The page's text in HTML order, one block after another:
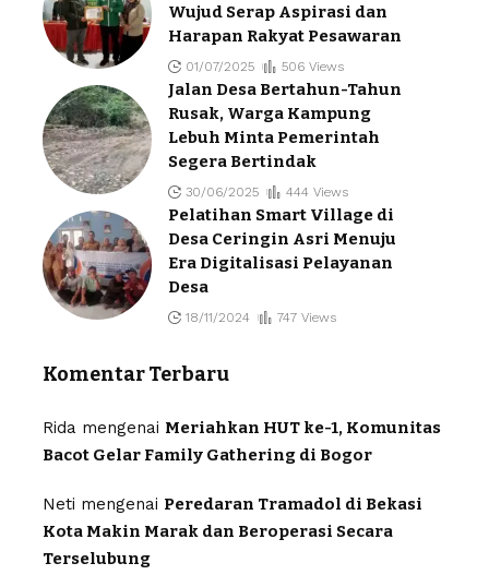
Wujud Serap Aspirasi dan
Harapan Rakyat Pesawaran
01/07/2025 506 Views
Jalan Desa Bertahun-Tahun
Rusak, Warga Kampung
Lebuh Minta Pemerintah
Segera Bertindak
30/06/2025 444 Views
Pelatihan Smart Village di
Desa Ceringin Asri Menuju
Era Digitalisasi Pelayanan
Desa
18/11/2024 747 Views
Komentar Terbaru
Rida mengenai Meriahkan HUT ke-1, Komunitas
Bacot Gelar Family Gathering di Bogor
Neti mengenai Peredaran Tramadol di Bekasi
Kota Makin Marak dan Beroperasi Secara
Terselubung